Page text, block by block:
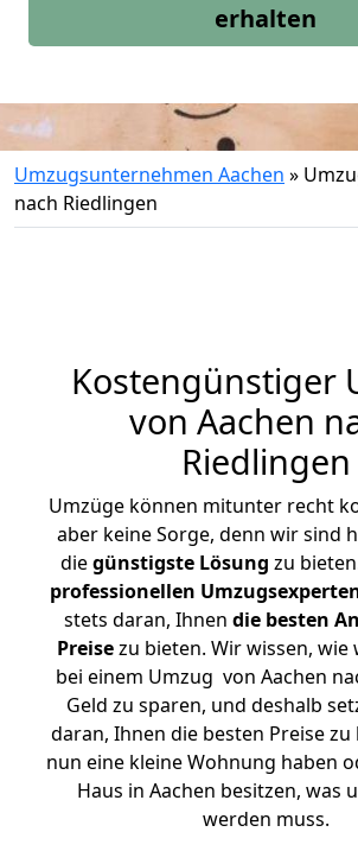
erhalten
Umzugsunternehmen Aachen »
nach Riedlingen
Kostengünstiger
von Aachen
Riedlingen
Umzüge können mitunter recht
aber keine Sorge, denn wir sind
diegünstigste Lösung zu
professionellen
stets daran, Ihnen die besten
Preisezu bieten. Wir wissen, wie
bei einem Umzug von Aachen
Geld zu sparen, und deshalb
daran, Ihnen die besten Preise zu
nun eine kleine Wohnung haben
Haus in Aachen besitzen, was
werden muss.